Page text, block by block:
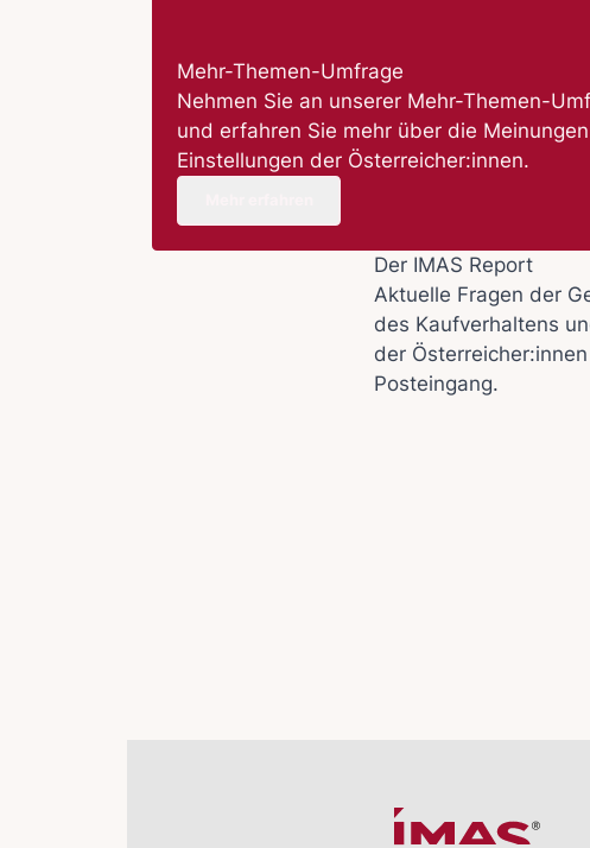
Mehr-Themen-Umfrage
Nehmen Sie an unserer Mehr-Themen-
und erfahren Sie mehr über die
Einstellungen der Österreicher:innen.
Der IMAS Report
Aktuelle Fragen der
des Kaufverhaltens
der
Posteingang.